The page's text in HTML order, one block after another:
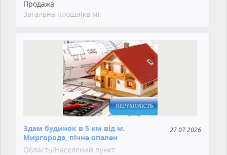
Продажа
Загальна площа(кв.м):
Здам будинок в 5 км від м.
Миргорода, пічне опален
27.07.2026
Область/Населений пункт: